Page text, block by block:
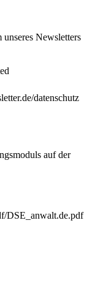
Newsletters
datenschutz
auf der
DSE_anwalt.de.pdf